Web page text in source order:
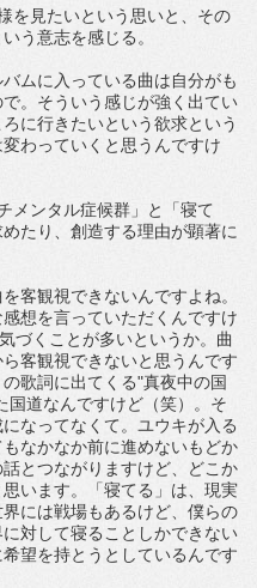
を見たいという思いと、その
う意志を感じる。
ムに入っている曲は自分がも
。そういう感じが強く出てい
に行きたいという欲求という
わっていくと思うんですけ
メンタル症候群」と「寝て
たり、創造する理由が顕著に
客観視できないんですよね。
想を言っていただくんですけ
づくことが多いというか。曲
客観視できないと思うんです
歌詞に出てくる"真夜中の国
国道なんですけど（笑）。そ
なってなくて。ユウキが入る
なかなか前に進めないもどか
とつながりますけど、どこか
います。「寝てる」は、現実
には戦場もあるけど、僕らの
対して寝ることしかできない
望を持とうとしているんです